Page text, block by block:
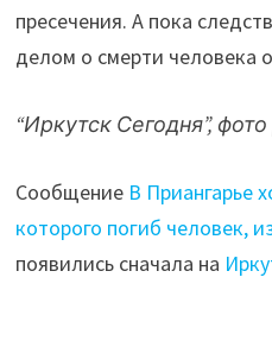
пресечения. А пока
делом о смерти человека
“Иркутск Сегодня”,
Сообщение В Приангарье
которого погиб человек,
появились сначала на